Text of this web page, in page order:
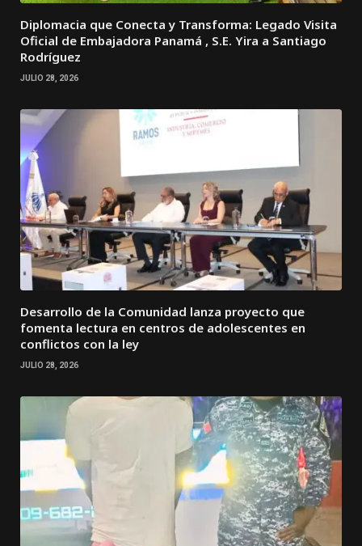
Diplomacia que Conecta y Transforma: Legado Visita
Oficial de Embajadora Panamá , S.E. Yira a Santiago
Rodríguez
JULIO 28, 2026
Desarrollo de la Comunidad lanza proyecto que
fomenta lectura en centros de adolescentes en
conflictos con la ley
JULIO 28, 2026